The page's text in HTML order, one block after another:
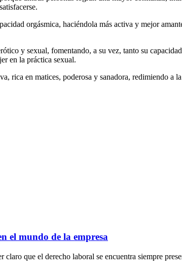
orgásmica, haciéndola más activa y mejor
y sexual, fomentando, a su vez, tanto su
en la práctica sexual.
rica en matices, poderosa y sanadora, redimiendo
el mundo de la empresa
claro que el derecho laboral se encuentra siempre